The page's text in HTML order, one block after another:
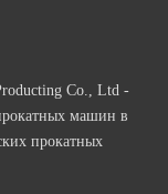
Co., Ltd -
машин в
прокатных